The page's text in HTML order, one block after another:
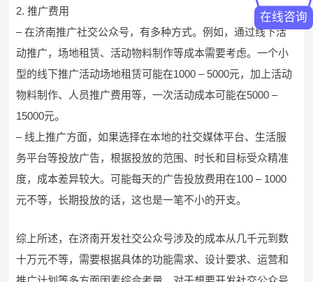
2. 推广费用
– 在济南推广社交公众号，有多种方式。例如，通过线下活
动推广，场地租赁、活动物料制作等成本需要考虑。一个小
型的线下推广活动场地租赁可能在1000 – 5000元，加上活动
物料制作、人员推广费用等，一次活动成本可能在5000 –
15000元。
– 线上推广方面，如果选择在本地的社交媒体平台、生活服
务平台等投放广告，根据投放的范围、时长和目标受众精准
度，成本差异较大。可能每天的广告投放费用在100 – 1000
元不等，长期投放的话，这也是一笔不小的开支。
综上所述，在济南开发社交公众号涉及的成本从几千元到数
十万元不等，需要根据具体的功能需求、设计要求、运营和
在线咨询